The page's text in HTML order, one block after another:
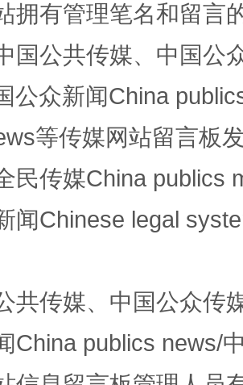
拥有管理笔名和留言
国公共传媒、中国公
公众新闻China
等传媒网站留言板
民传媒China publics
闻Chinese legal
共传媒、中国公众传
China publics news/